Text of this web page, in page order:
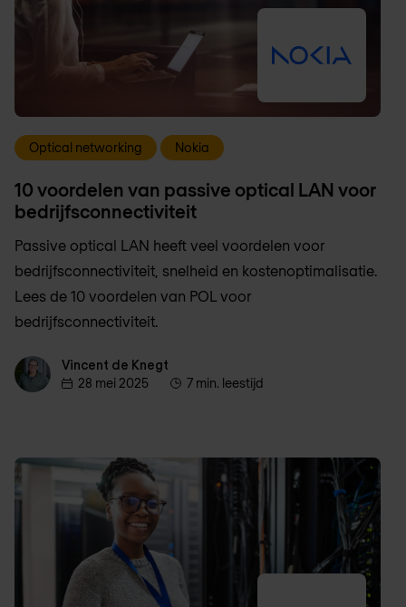
Optical networking Nokia
10 voordelen van passive optical LAN voor
bedrijfsconnectiviteit
Passive optical LAN heeft veel voordelen voor
bedrijfsconnectiviteit, snelheid en kostenoptimalisatie.
Lees de 10 voordelen van POL voor
bedrijfsconnectiviteit.
Vincent de Knegt
Vincent de Knegt
28 mei 2025
7 min. leestijd